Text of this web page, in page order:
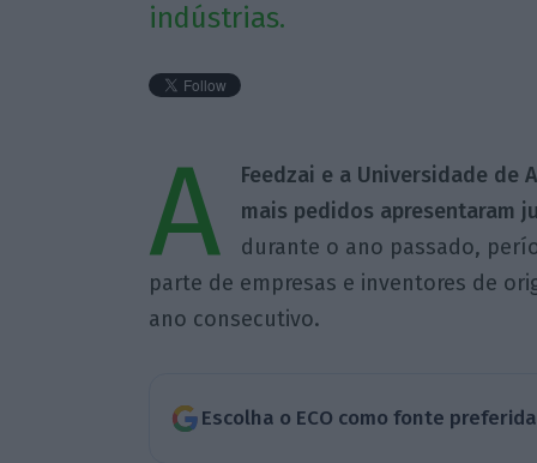
indústrias.
A
Feedzai e a Universidade de
mais pedidos apresentaram
durante o ano passado,
parte de empresas e inventores de
ano consecutivo.
Escolha o ECO como fonte